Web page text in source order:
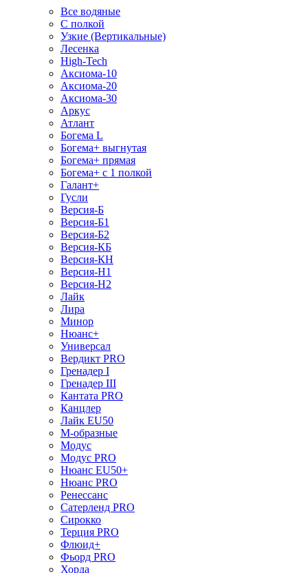
Все водяные
С полкой
Узкие (Вертикальные)
Лесенка
High-Tech
Аксиома-10
Аксиома-20
Аксиома-30
Аркус
Атлант
Богема L
Богема+ выгнутая
Богема+ прямая
Богема+ с 1 полкой
Галант+
Гусли
Версия-Б
Версия-Б1
Версия-Б2
Версия-КБ
Версия-КН
Версия-Н1
Версия-Н2
Лайк
Лира
Минор
Нюанс+
Универсал
Вердикт PRO
Гренадер I
Гренадер III
Кантата PRO
Канцлер
Лайк EU50
М-образные
Модус
Модус PRO
Нюанс EU50+
Нюанс PRO
Ренессанс
Сатерленд PRO
Сирокко
Терция PRO
Флюид+
Фьорд PRO
Хорда